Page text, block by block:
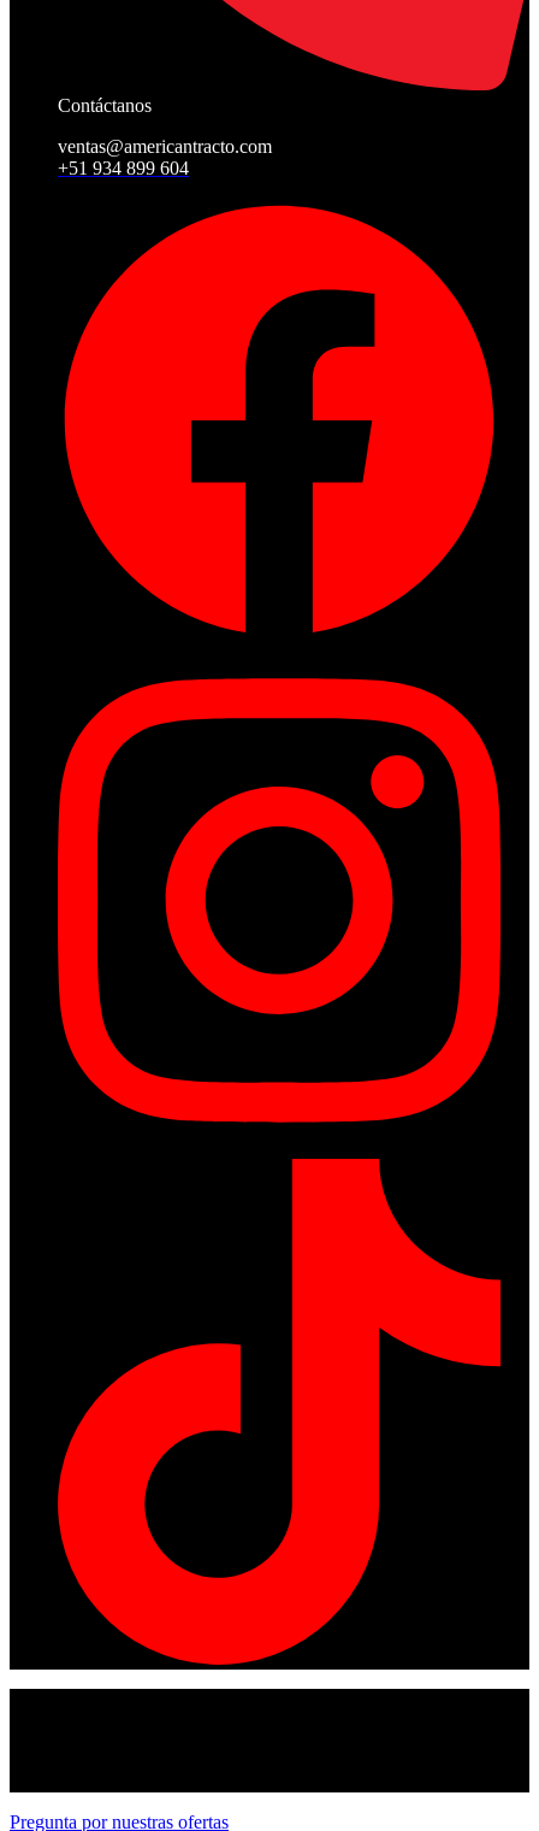
Contáctanos
ventas@americantracto.com
+51 934 899 604
Pregunta por nuestras ofertas